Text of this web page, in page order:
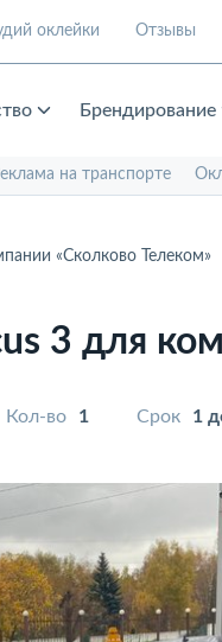
оклейки Отзывы
Брендирование
на транспорте
«Сколково Телеком»
3 для
Кол-во 1 Срок 1